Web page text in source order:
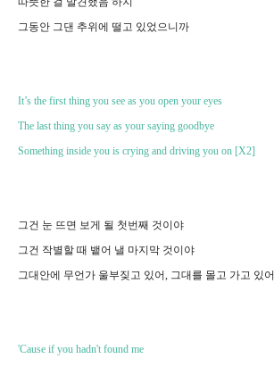
그동안 그댄 추위에 떨고 있었으니까
It’s the first thing you see as you open your eyes
The last thing you say as your saying goodbye
Something inside you is crying and driving you on [X2]
그건 눈 뜨면 보게 될 첫번째 것이야
그건 작별할 때 뱉어 낼 마지막 것이야
그대안에 무언가 울부짖고 있어, 그대를 몰고 가고 있어
'Cause if you hadn't found me